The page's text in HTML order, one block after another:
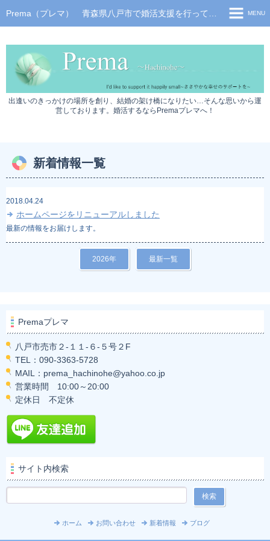
出逢いのきっかけの場所を創り、結婚の架け橋になりたい…そんな思いから運
営しております。婚活するならPremaプレマへ！
MENU
イベント情報
サービス利用の流れ
料金について
お問い合わせ
新着情報一覧
2018.04.24
ホームページをリニューアルしました
最新の情報をお届けします。
2026年 最新一覧
Premaプレマ
八戸市売市２-１１-６-５号２F
TEL：090-3363-5728
MAIL：prema_hachinohe@yahoo.co.jp
営業時間 10:00～20:00
定休日 不定休
サイト内検索
ホーム お問い合わせ 新着情報 ブログ